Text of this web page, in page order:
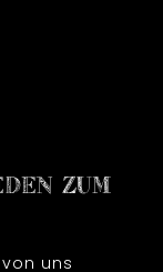
ZUM
uns